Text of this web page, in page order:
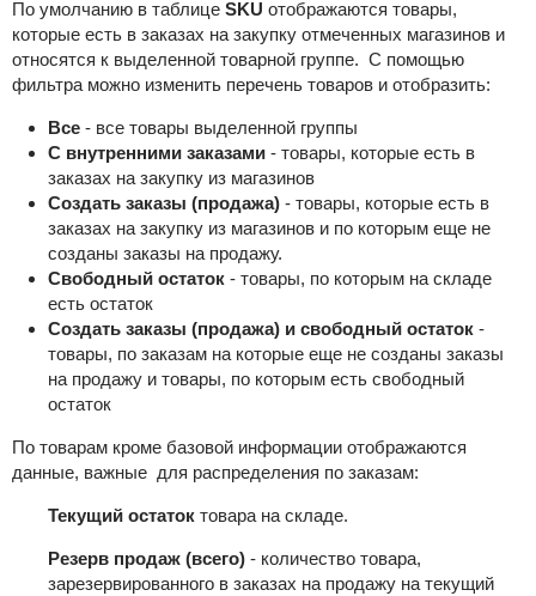
По умолчанию в таблице SKU отображаются товары,
которые есть в заказах на закупку отмеченных магазинов и
относятся к выделенной товарной группе. С помощью
фильтра можно изменить перечень товаров и отобразить:
Все - все товары выделенной группы
С внутренними заказами - товары, которые есть в
заказах на закупку из магазинов
Создать заказы (продажа) - товары, которые есть в
заказах на закупку из магазинов и по которым еще не
созданы заказы на продажу.
Свободный остаток - товары, по которым на складе
есть остаток
Создать заказы (продажа) и свободный остаток -
товары, по заказам на которые еще не созданы заказы
на продажу и товары, по которым есть свободный
остаток
По товарам кроме базовой информации отображаются
данные, важные для распределения по заказам:
Текущий остаток товара на складе.
Резерв продаж (всего) - количество товара,
зарезервированного в заказах на продажу на текущий